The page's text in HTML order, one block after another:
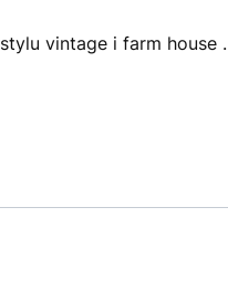
vintage i farm house .